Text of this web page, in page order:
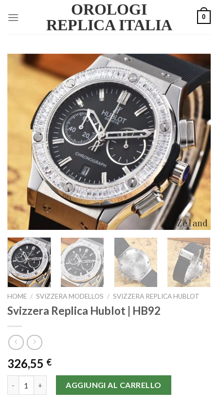
OROLOGI
REPLICA ITALIA
0
HOME / SVIZZERA MODELLOS / SVIZZERA REPLICA HUBLOT
Svizzera Replica Hublot | HB92
326,55 €
AGGIUNGI AL CARRELLO